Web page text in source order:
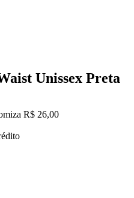
Unissex Preta
R$ 26,00